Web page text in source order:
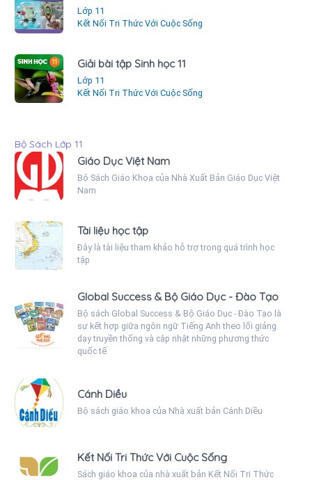
Lớp 11
Kết Nối Tri Thức Với Cuộc Sống
Giải bài tập Sinh học 11
Lớp 11
Kết Nối Tri Thức Với Cuộc Sống
Bộ Sách Lớp 11
Giáo Dục Việt Nam
Bộ Sách Giáo Khoa của Nhà Xuất Bản Giáo Dục Việt
Nam
Tài liệu học tập
Đây là tài liệu tham khảo hỗ trợ trong quá trình học
tập
Global Success & Bộ Giáo Dục - Đào Tạo
Bộ sách Global Success & Bộ Giáo Dục - Đào Tạo là
sự kết hợp giữa ngôn ngữ Tiếng Anh theo lối giảng
dạy truyền thống và cập nhật những phương thức
quốc tế
Cánh Diều
Bộ sách giáo khoa của Nhà xuất bản Cánh Diều
Kết Nối Tri Thức Với Cuộc Sống
Sách giáo khoa của nhà xuất bản Kết Nối Tri Thức